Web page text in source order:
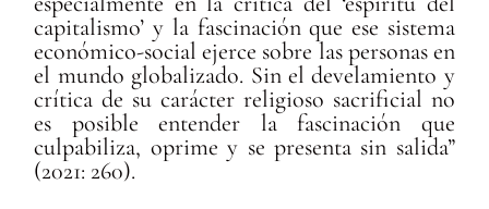
capitalismo’ y la fascinación que ese sistema
económico-social ejerce sobre las personas en
el mundo globalizado. Sin el develamiento y
crítica de su carácter religioso sacrificial no
es posible entender la fascinación que
culpabiliza, oprime y se presenta sin salida”
(2021: 260).